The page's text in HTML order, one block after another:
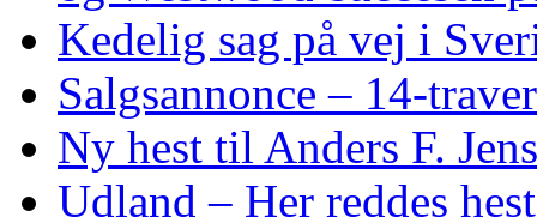
Kedelig sag på vej i
Salgsannonce –
Ny hest til Anders F.
Udland – Her reddes